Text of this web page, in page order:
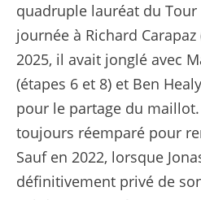
quadruple lauréat du Tour
journée à Richard Carapaz
2025, il avait jonglé avec
(étapes 6 et 8) et Ben
pour le partage du maillot.
toujours réemparé pour
Sauf en 2022, lorsque
définitivement privé de